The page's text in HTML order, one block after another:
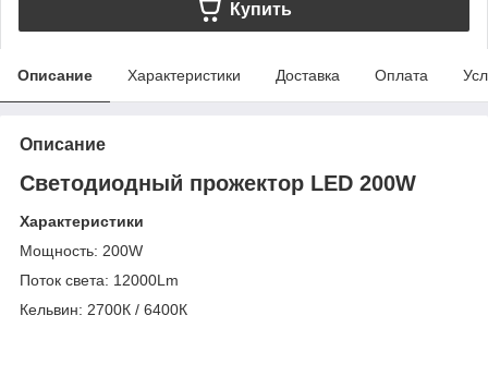
Купить
Описание Характеристики Доставка Оплата
Описание
Светодиодный прожектор LED 200W
Характеристики
Мощность: 200W
Поток света: 12000Lm
Кельвин: 2700К / 6400К